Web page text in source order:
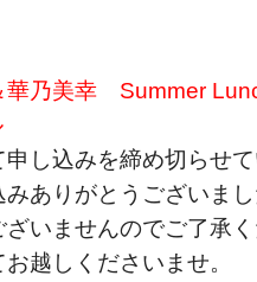
華乃美幸 Summer
し込みを締め切らせて
ありがとうございまし
いませんのでご了承く
越しくださいませ。